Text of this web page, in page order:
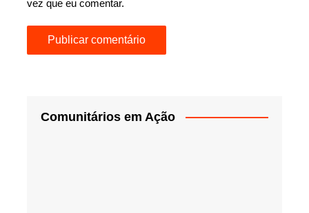
vez que eu comentar.
Comunitários em Ação